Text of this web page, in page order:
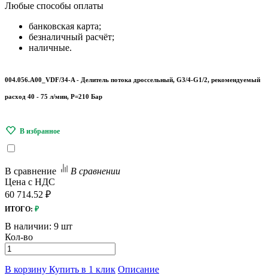
Любые способы оплаты
банковская карта;
безналичный расчёт;
наличные.
004.056.A00_VDF/34-A - Делитель потока дроссельный, G3/4-G1/2, рекомендуемый
расход 40 - 75 л/мин, P=210 Бар
В сравнение
В сравнении
Цена с НДС
60 714.52 ₽
ИТОГО: ₽
В наличии: 9 шт
Кол-во
В корзину Купить в 1 клик Описание